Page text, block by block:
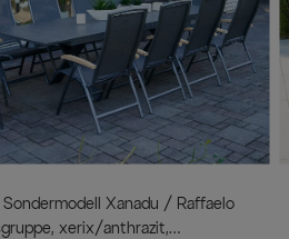
xerix/anthrazit,